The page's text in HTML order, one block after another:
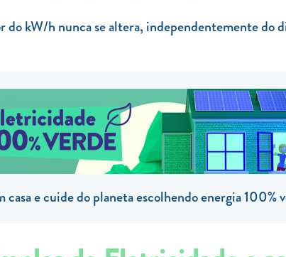
do kW/h nunca se altera, independentemente do
casa e cuide do planeta escolhendo energia 100%